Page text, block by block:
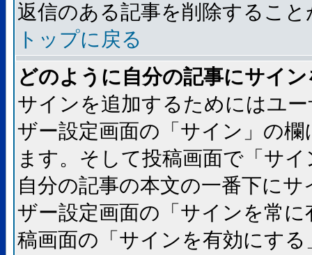
返信のある記事を削除するこ
トップに戻る
どのように自分の記事にサイ
サインを追加するためにはユ
ザー設定画面の「サイン」の
ます。そして投稿画面で「サ
自分の記事の本文の一番下に
ザー設定画面の「サインを常
稿画面の「サインを有効にす